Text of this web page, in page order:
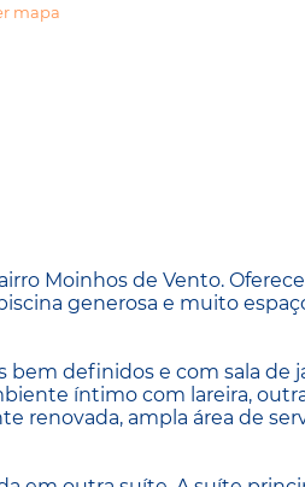
mapa
Moinhos de Vento.
generosa e muito
bem definidos e com sala de
íntimo com lareira,
renovada, ampla área de